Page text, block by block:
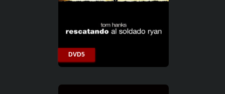
DVD5